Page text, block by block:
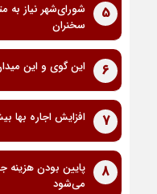
5
شورای‌شهر نیاز
سخنران
6 این گوی و این
7 افزایش اجاره بها بیش از 15
8
پایین بودن هزینه
می‌شود